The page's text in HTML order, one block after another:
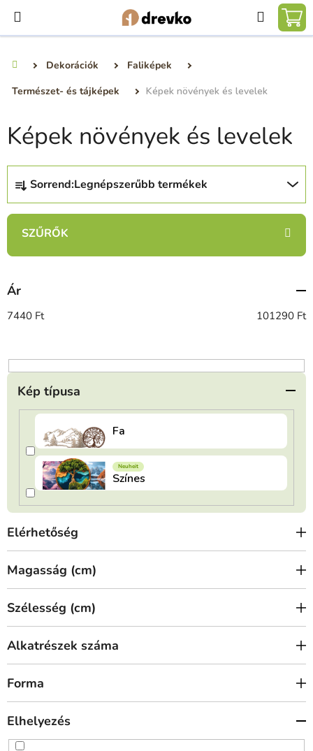
fő
Dekorációk
Faliképek
Természet- és tájképek
Képek növények és levelek
Képek növények és levelek
T
r
é
e
k
r
n
d
Sorrend:Legnépszerűbb termékek
Ár
7440 Ft 101290 Ft
Kép típusa
Elérhetőség
Magasság (cm)
Szélesség (cm)
Alkatrészek száma
Forma
Elhelyezés